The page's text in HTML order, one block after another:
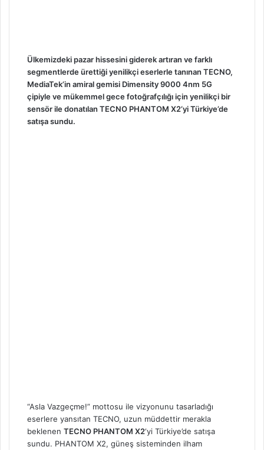
Ülkemizdeki pazar hissesini giderek artıran ve farklı
segmentlerde ürettiği yenilikçi eserlerle tanınan TECNO,
MediaTek’in amiral gemisi Dimensity 9000 4nm 5G
çipiyle ve mükemmel gece fotoğrafçılığı için yenilikçi bir
sensör ile donatılan TECNO PHANTOM X2‘yiTürkiye’de
satışa sundu.
“Asla Vazgeçme!” mottosu ile vizyonunu tasarladığı
eserlere yansıtan TECNO, uzun müddettir merakla
beklenen TECNO PHANTOM X2‘yi Türkiye’de satışa
sundu. PHANTOM X2, güneş sisteminden ilham